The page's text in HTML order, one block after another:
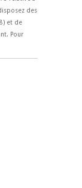
des
et de
Pour